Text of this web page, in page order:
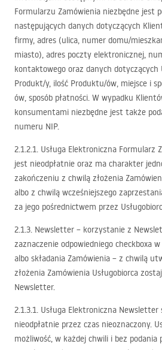
Formularzu Zamówienia niezbędne jest
następujących danych dotyczących
firmy, adres (ulica, numer domu/
miasto), adres poczty elektronicznej,
kontaktowego oraz danych dotyczących
Produkt/y, ilość Produktu/ów, miejsce i
ów, sposób płatności. W wypadku
konsumentami niezbędne jest także
numeru NIP.
2.1.2.1. Usługa Elektroniczna Formularz
jest nieodpłatnie oraz ma charakter
zakończeniu z chwilą złożenia
albo z chwilą wcześniejszego
za jego pośrednictwem przez
2.1.3. Newsletter – korzystanie z
zaznaczenie odpowiedniego checkboxa
albo składania Zamówienia – z chwilą
złożenia Zamówienia Usługobiorca
Newsletter.
2.1.3.1. Usługa Elektroniczna
nieodpłatnie przez czas nieoznaczony.
możliwość, w każdej chwili i bez podania